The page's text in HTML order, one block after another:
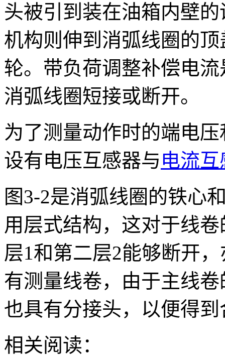
头被引到装在油箱内壁
机构则伸到消弧线圈的
轮。带负荷调整补偿电
消弧线圈短接或断开。
为了测量动作时的端电
设有电压互感器与 电流
图3-2是消弧线圈的铁心
用层式结构，这对于线
层1和第二层2能够断开
有测量线卷，由于主线
也具有分接头，以便得
相关阅读：